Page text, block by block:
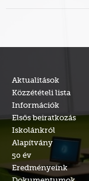
Aktualitások
Közzétételi lista
Információk
Elsős beiratkozás
Iskolánkról
Alapítvány
50 év
Eredményeink